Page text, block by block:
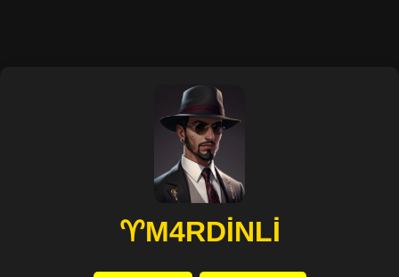
♈M4RDİNLİ